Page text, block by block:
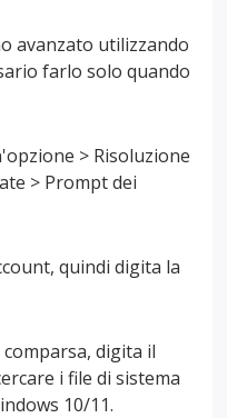
avanzato utilizzando
farlo solo quando
> Risoluzione
> Prompt dei
quindi digita la
digita il
i file di sistema
10/11.